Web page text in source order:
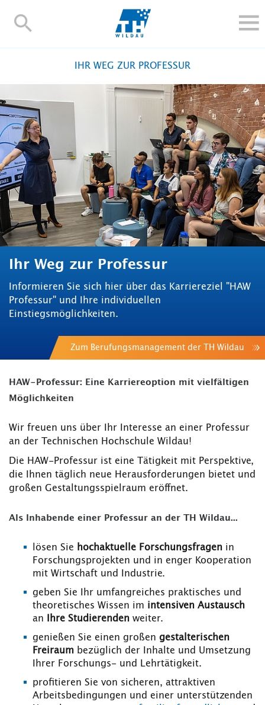
TH-
FORSCHUNG UND TRANSFER
ALUMNI
HOCHSCHULE
INTERNATIONAL
BESCHÄFTIGTE
Kontakt und Anfahrt Webmail Moodle
TH Online-Portal Personensuche English
IHR WEG ZUR PROFESSUR
Ihr Weg zur Professur
Informieren Sie sich hier über das Karriereziel "HAW
Professur" und Ihre individuellen
Einstiegsmöglichkeiten.
Zum Berufungsmanagement der TH Wildau
HAW-Professur: Eine Karriereoption mit vielfältigen
Möglichkeiten
Wir freuen uns über Ihr Interesse an einer Professur
an der Technischen Hochschule Wildau!
Die HAW-Professur ist eine Tätigkeit mit Perspektive,
die Ihnen täglich neue Herausforderungen bietet und
großen Gestaltungsspielraum eröffnet.
Als Inhabende einer Professur an der TH Wildau...
lösen Sie hochaktuelle Forschungsfragen in
Forschungsprojekten und in enger Kooperation
mit Wirtschaft und Industrie.
geben Sie Ihr umfangreiches praktisches und
theoretisches Wissen im intensiven Austausch
an Ihre Studierenden weiter.
genießen Sie einen großen gestalterischen
Freiraum bezüglich der Inhalte und Umsetzung
Ihrer Forschungs- und Lehrtätigkeit.
profitieren Sie von sicheren, attraktiven
Arbeitsbedingungen und einer unterstützenden